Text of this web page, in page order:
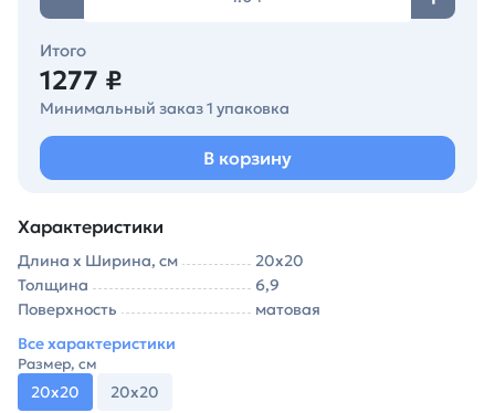
Итого
1277 ₽
Минимальный заказ 1 упаковка
В корзину
Характеристики
Длина х Ширина, см
20х20
Толщина
6,9
Поверхность
матовая
Все характеристики
Размер, см
20х20 20х20